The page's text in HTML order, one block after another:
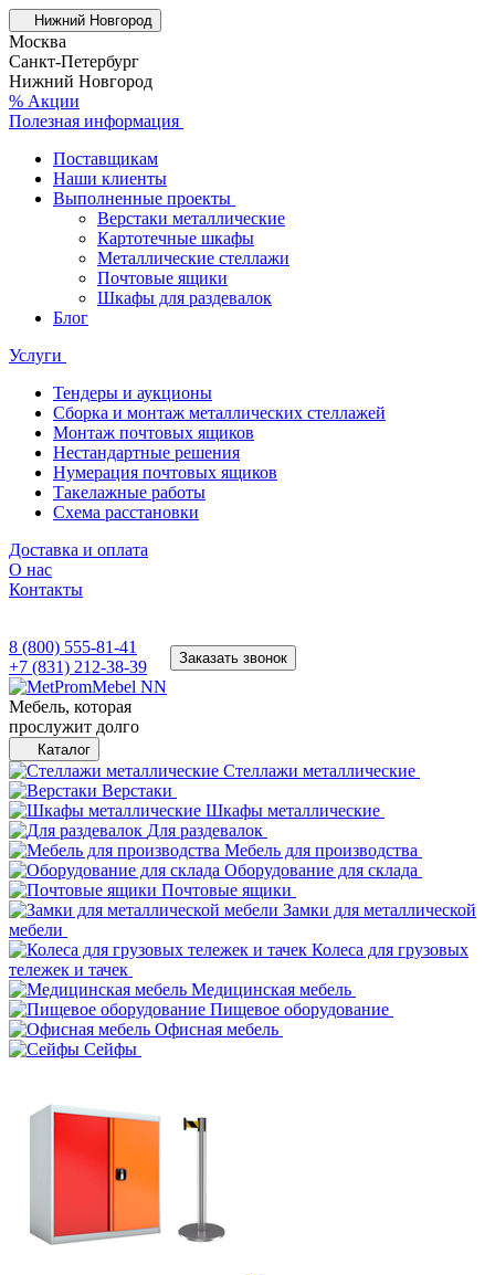
Нижний Новгород
Москва
Санкт-Петербург
Нижний Новгород
% Акции
Полезная информация
Поставщикам
Наши клиенты
Выполненные проекты
Верстаки металлические
Картотечные шкафы
Металлические стеллажи
Почтовые ящики
Шкафы для раздевалок
Блог
Услуги
Тендеры и аукционы
Сборка и монтаж металлических стеллажей
Монтаж почтовых ящиков
Нестандартные решения
Нумерация почтовых ящиков
Такелажные работы
Схема расстановки
Доставка и оплата
О нас
Контакты
8 (800) 555-81-41
+7 (831) 212-38-39
Заказать звонок
Мебель, которая
прослужит долго
Каталог
Стеллажи металлические
Верстаки
Шкафы металлические
Для раздевалок
Мебель для производства
Оборудование для склада
Почтовые ящики
Замки для металлической
мебели
Колеса для грузовых
тележек и тачек
Медицинская мебель
Пищевое оборудование
Офисная мебель
Сейфы